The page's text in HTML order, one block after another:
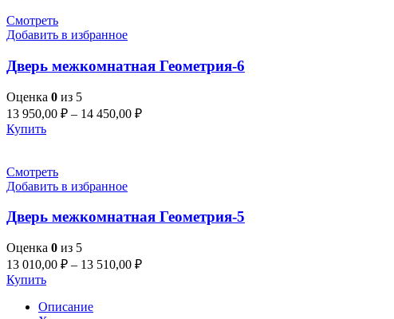
Смотреть
Добавить в избранное
Дверь межкомнатная Геометрия-6
Оценка 0 из 5
13 950,00 ₽ – 14 450,00 ₽
Купить
Смотреть
Добавить в избранное
Дверь межкомнатная Геометрия-5
Оценка 0 из 5
13 010,00 ₽ – 13 510,00 ₽
Купить
Описание